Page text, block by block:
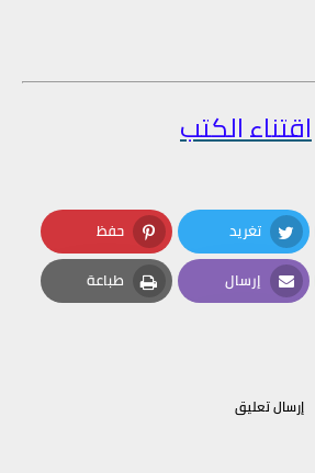
اقتناء الكتب
تغريد
Twitter
حفظ
Pinterest
إرسال
Email
طباعة
Print
إرسال تعليق